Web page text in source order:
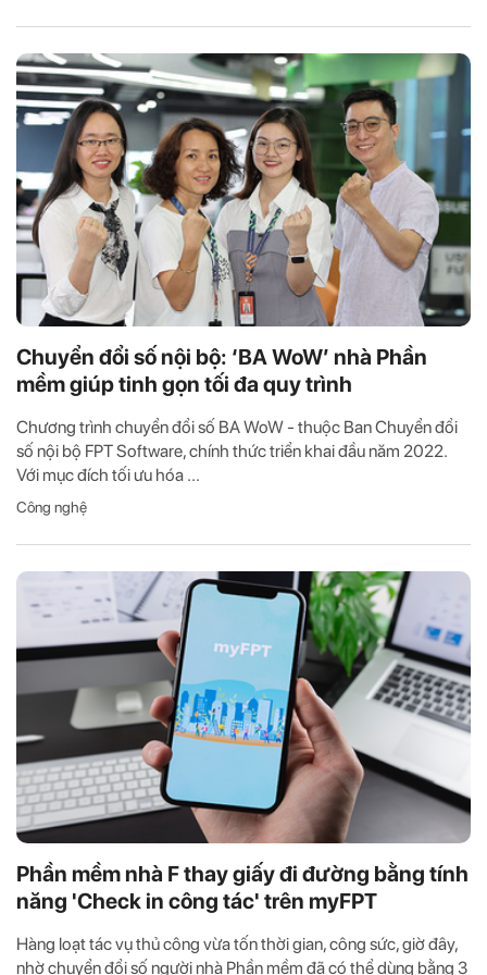
Chuyển đổi số nội bộ: ‘BA WoW’ nhà Phần
mềm giúp tinh gọn tối đa quy trình
Chương trình chuyển đổi số BA WoW - thuộc Ban Chuyển đổi
số nội bộ FPT Software, chính thức triển khai đầu năm 2022.
Với mục đích tối ưu hóa ...
Công nghệ
Phần mềm nhà F thay giấy đi đường bằng tính
năng 'Check in công tác' trên myFPT
Hàng loạt tác vụ thủ công vừa tốn thời gian, công sức, giờ đây,
nhờ chuyển đổi số người nhà Phần mềm đã có thể dùng bằng 3